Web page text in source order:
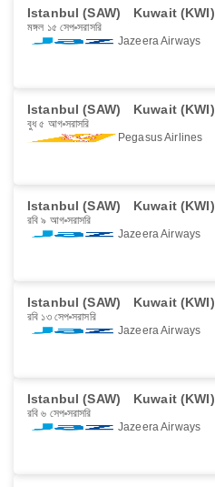
Istanbul (SAW) Kuwait (KWI)
মঙ্গল ১৫ সেপ সরাসরি
Jazeera Airways
Istanbul (SAW) Kuwait (KWI)
বুধ ৫ আগ সরাসরি
Pegasus Airlines
Istanbul (SAW) Kuwait (KWI)
রবি ৯ আগ সরাসরি
Jazeera Airways
Istanbul (SAW) Kuwait (KWI)
রবি ১৩ সেপ সরাসরি
Jazeera Airways
Istanbul (SAW) Kuwait (KWI)
রবি ৬ সেপ সরাসরি
Jazeera Airways